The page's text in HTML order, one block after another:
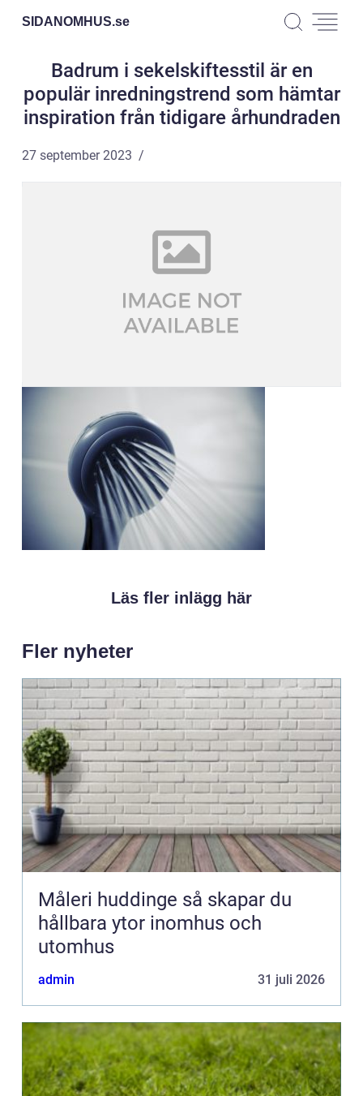
SIDANOMHUS.se
Badrum i sekelskiftesstil är en
populär inredningstrend som hämtar
inspiration från tidigare århundraden
27 september 2023
Läs fler inlägg här
Fler nyheter
Måleri huddinge så skapar du
hållbara ytor inomhus och
utomhus
admin 31 juli 2026